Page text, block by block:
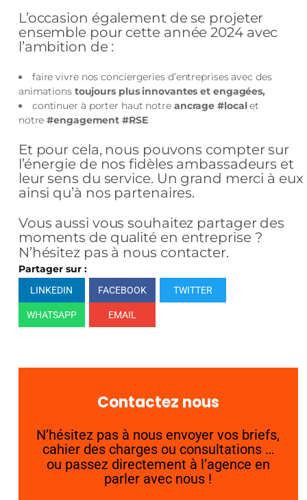
L’occasion également de se projeter
ensemble pour cette année 2024 avec
l’ambition de :
faire vivre nos conciergeries d’entreprises avec des
animations toujours plus innovantes et engagées,
continuer à porter haut notre ancrage #localet
notre#engagement #RSE
Et pour cela, nous pouvons compter sur
l’énergie de nos fidèles ambassadeurs et
leur sens du service. Un grand merci à eux
ainsi qu’à nos partenaires.
Vous aussi vous souhaitez partager des
moments de qualité en entreprise ?
N’hésitez pas à nous contacter.
Partager sur :
LINKEDIN FACEBOOK TWITTER
WHATSAPP EMAIL
Contactez nous
N’hésitez pas à nous envoyer vos briefs,
cahier des charges ou consultations …
ou passez directement à l’agence en
parler avec nous !